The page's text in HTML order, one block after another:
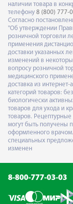
наличии товара в
телефону 8 (800) 777-
Согласно
"Об утверждении
розничной торговли
применения
доставки указанных
изменений в
вопросу розничной
медицинского
доставка из
категорий товаров:
биологически
товаров для ухода и
товаров.
могут быть получены
оформленного
специальных
изменен
8-800-777-03-03